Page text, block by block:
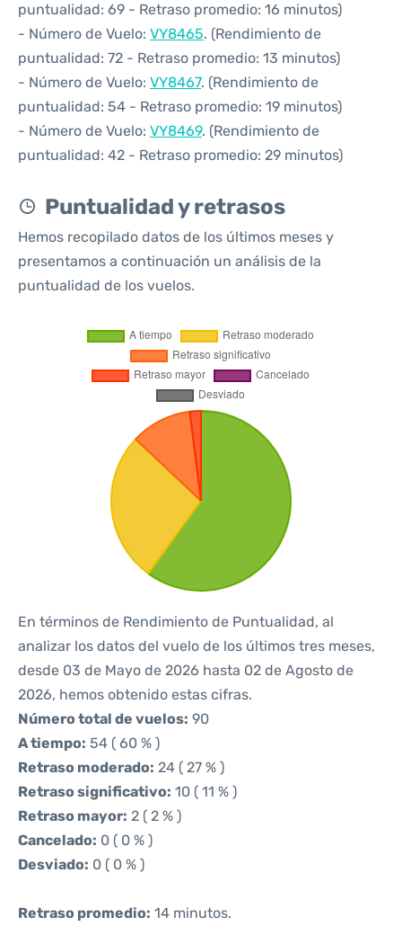
puntualidad: 69 - Retraso promedio: 16 minutos)
- Número de Vuelo: VY8465. (Rendimiento de
puntualidad: 72 - Retraso promedio: 13 minutos)
- Número de Vuelo: VY8467. (Rendimiento de
puntualidad: 54 - Retraso promedio: 19 minutos)
- Número de Vuelo: VY8469. (Rendimiento de
puntualidad: 42 - Retraso promedio: 29 minutos)
Puntualidad y retrasos
Hemos recopilado datos de los últimos meses y
presentamos a continuación un análisis de la
puntualidad de los vuelos.
En términos de Rendimiento de Puntualidad, al
analizar los datos del vuelo de los últimos tres meses,
desde 03 de Mayo de 2026 hasta 02 de Agosto de
2026, hemos obtenido estas cifras.
Número total de vuelos: 90
A tiempo: 54 ( 60 % )
Retraso moderado: 24 ( 27 % )
Retraso significativo: 10 ( 11 % )
Retraso mayor: 2 ( 2 % )
Cancelado: 0 ( 0 % )
Desviado: 0 ( 0 % )
Retraso promedio: 14 minutos.